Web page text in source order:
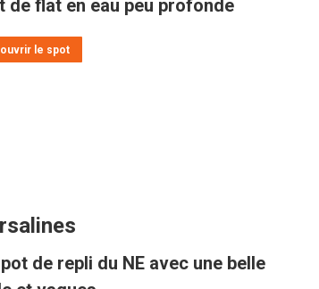
de flat en eau peu profonde
le spot
de repli du NE avec une belle